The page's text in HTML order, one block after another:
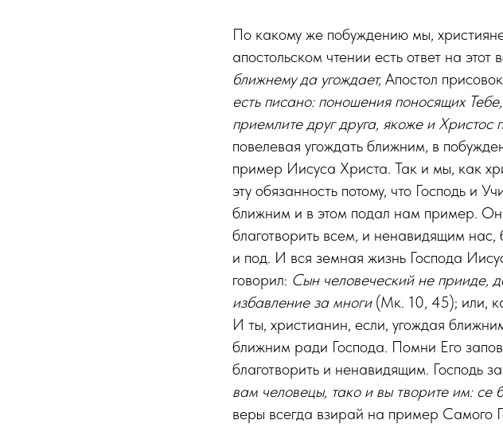
По какому же побуждению мы,
апостольском чтении есть ответ на
ближнему да угождает, Апостол
есть писано: поношения поносящих
приемлите друг друга, якоже и
повелевая угождать ближним, в
пример Иисуса Христа. Так и мы, как
эту обязанность потому, что Господь и
ближним и в этом подал нам пример.
благотворить всем, и ненавидящим нас,
и под. И вся земная жизнь Господа
говорил: Сын человеческий не прииде,
избавление за многи (Мк. 10, 45); или,
И ты, христианин, если, угождая
ближним ради Господа. Помни Его
благотворить и ненавидящим. Господь
вам человецы, тако и вы творите им: се
веры всегда взирай на пример Самого